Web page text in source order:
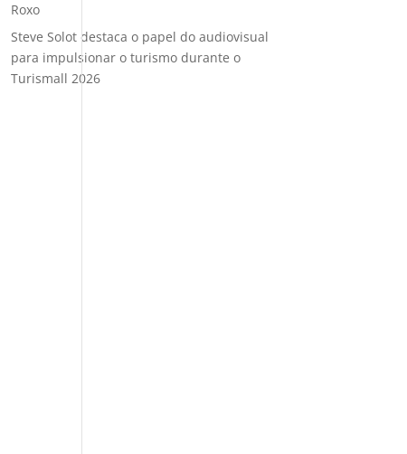
Roxo
Steve Solot destaca o papel do audiovisual
para impulsionar o turismo durante o
Turismall 2026